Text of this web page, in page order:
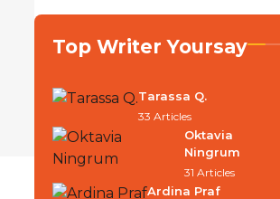
Top Writer Yoursay
Tarassa Q.
33 Articles
Oktavia
Ningrum
31 Articles
Ardina Praf